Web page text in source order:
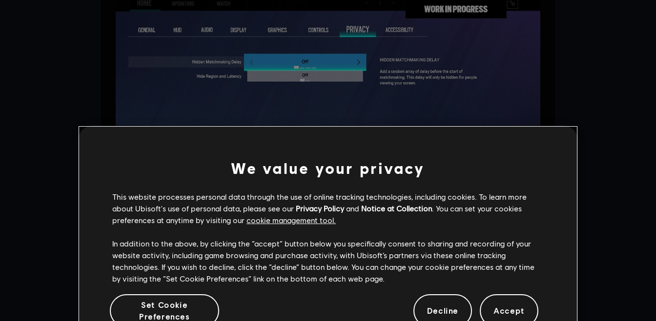
Estado: disponible con el lanzamiento de Y6S4.
Para evitar que los jugadores problemáticos usen la información pública de nuestros streamers de manera tóxica,
hemos creado y mejorado una nueva serie de opciones que permitirán a los jugadores incrementar su privacidad
nombre de su cuenta para evitar a los stream snipers.
We value your privacy
This website processes personal data through the use of online tracking technologies, including cookies. To learn more
about Ubisoft's use of personal data, please see our Privacy Policyand Notice at Collection. You can set your cookies
preferences at anytime by visiting our cookie management tool.
In addition to the above, by clicking the “accept” button below you specifically consent to sharing and recording of your
website activity, including game browsing and purchase activity, with Ubisoft’s partners via these online tracking
technologies. If you wish to decline, click the “decline” button below. You can change your cookie preferences at any time
by visiting the “Set Cookie Preferences” link on the bottom of each web page.
Set Cookie
Preferences
Decline Accept